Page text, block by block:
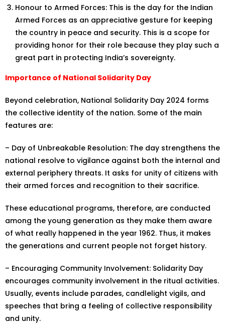
Honour to Armed Forces: This is the day for the Indian
Armed Forces as an appreciative gesture for keeping
the country in peace and security. This is a scope for
providing honor for their role because they play such a
great part in protecting India’s sovereignty.
Importance of National Solidarity Day
Beyond celebration, National Solidarity Day 2024 forms
the collective identity of the nation. Some of the main
features are:
– Day of Unbreakable Resolution: The day strengthens the
national resolve to vigilance against both the internal and
external periphery threats. It asks for unity of citizens with
their armed forces and recognition to their sacrifice.
These educational programs, therefore, are conducted
among the young generation as they make them aware
of what really happened in the year 1962. Thus, it makes
the generations and current people not forget history.
– Encouraging Community Involvement: Solidarity Day
encourages community involvement in the ritual activities.
Usually, events include parades, candlelight vigils, and
speeches that bring a feeling of collective responsibility
and unity.